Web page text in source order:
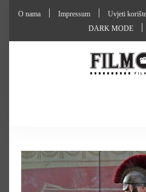
O nama Impressum Uvjeti
DARK MODE